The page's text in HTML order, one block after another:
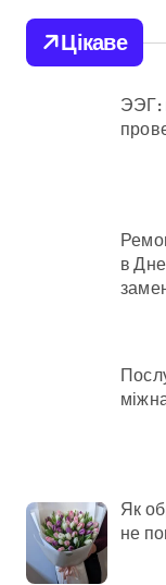
Цікаве
ЭЭГ:
в
Як
не